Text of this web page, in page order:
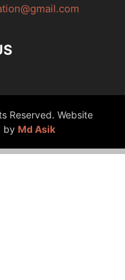
Reserved. Website
by Md Asik